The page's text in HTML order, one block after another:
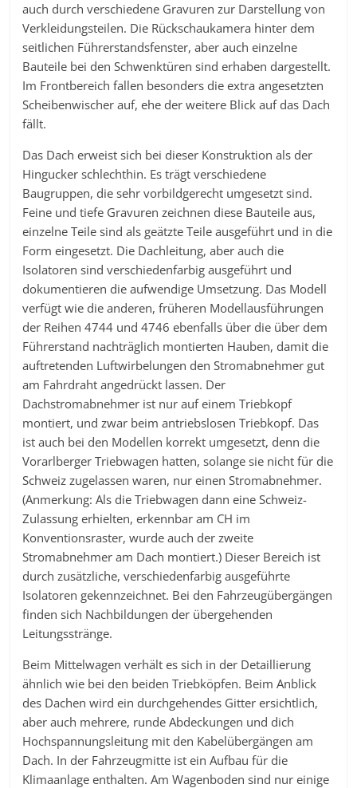
auch durch verschiedene Gravuren zur Darstellung von
Verkleidungsteilen. Die Rückschaukamera hinter dem
seitlichen Führerstandsfenster, aber auch einzelne
Bauteile bei den Schwenktüren sind erhaben dargestellt.
Im Frontbereich fallen besonders die extra angesetzten
Scheibenwischer auf, ehe der weitere Blick auf das Dach
fällt.
Das Dach erweist sich bei dieser Konstruktion als der
Hingucker schlechthin. Es trägt verschiedene
Baugruppen, die sehr vorbildgerecht umgesetzt sind.
Feine und tiefe Gravuren zeichnen diese Bauteile aus,
einzelne Teile sind als geätzte Teile ausgeführt und in die
Form eingesetzt. Die Dachleitung, aber auch die
Isolatoren sind verschiedenfarbig ausgeführt und
dokumentieren die aufwendige Umsetzung. Das Modell
verfügt wie die anderen, früheren Modellausführungen
der Reihen 4744 und 4746 ebenfalls über die über dem
Führerstand nachträglich montierten Hauben, damit die
auftretenden Luftwirbelungen den Stromabnehmer gut
am Fahrdraht angedrückt lassen. Der
Dachstromabnehmer ist nur auf einem Triebkopf
montiert, und zwar beim antriebslosen Triebkopf. Das
ist auch bei den Modellen korrekt umgesetzt, denn die
Vorarlberger Triebwagen hatten, solange sie nicht für die
Schweiz zugelassen waren, nur einen Stromabnehmer.
(Anmerkung: Als die Triebwagen dann eine Schweiz-
Zulassung erhielten, erkennbar am CH im
Konventionsraster, wurde auch der zweite
Stromabnehmer am Dach montiert.) Dieser Bereich ist
durch zusätzliche, verschiedenfarbig ausgeführte
Isolatoren gekennzeichnet. Bei den Fahrzeugübergängen
finden sich Nachbildungen der übergehenden
Leitungsstränge.
Beim Mittelwagen verhält es sich in der Detaillierung
ähnlich wie bei den beiden Triebköpfen. Beim Anblick
des Dachen wird ein durchgehendes Gitter ersichtlich,
aber auch mehrere, runde Abdeckungen und dich
Hochspannungsleitung mit den Kabelübergängen am
Dach. In der Fahrzeugmitte ist ein Aufbau für die
Klimaanlage enthalten. Am Wagenboden sind nur einige